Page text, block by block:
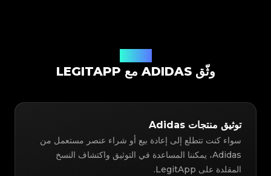
وثّق ADIDAS مع LEGITAPP
توثيق منتجات Adidas
سواء كنت تتطلع إلى إعادة بيع أو شراء عنصر مستعمل من
Adidas، يمكننا المساعدة في التوثيق واكتشاف النسخ
المقلدة على LegitApp.